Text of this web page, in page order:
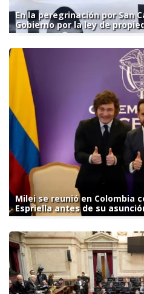
En la peregrinación por San
Gobierno por la ley de
Milei se reunió en Colombia
Espriella antes de su